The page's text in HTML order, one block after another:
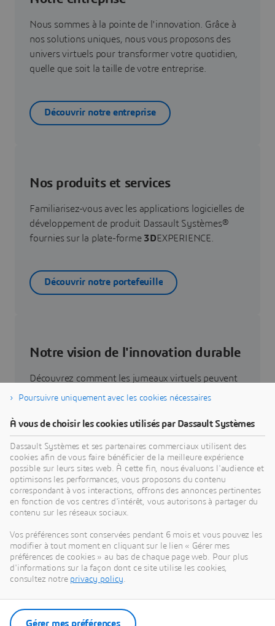
Nous sommes à la pointe de l'innovation. Grâce à
nos solutions uniques, nous vous proposons des
univers virtuels pour transformer votre quotidien,
quelle que soit la taille de votre entreprise.
Découvrir notre entreprise
Nos produits et services
Familiarisez-vous avec les applications logicielles de
développement de produit Dassault Systèmes®
fournies sur la plate-forme 3DEXPERIENCE.
Découvrir notre portefeuille
Notre vision de l'innovation durable
Découvrez comment les jumeaux virtuels peuvent
vous aider à repenser vos produits, vos processus
innovations durables révolutionnaires.
Découvrir notre vision
Nos actualités
Accédez à l'ensemble des communiqués de presse
et ressources de Dassault Systèmes.
Découvrir nos actualités
Poursuivre uniquement avec les cookies nécessaires
À vous de choisir les cookies utilisés par Dassault Systèmes
Dassault Systèmes et ses partenaires commerciaux utilisent des
cookies afin de vous faire bénéficier de la meilleure expérience
possible sur leurs sites web. À cette fin, nous évaluons l'audience et
optimisons les performances, vous proposons du contenu
correspondant à vos interactions, offrons des annonces pertinentes
en fonction de vos centres d'intérêt, vous autorisons à partager du
contenu sur les réseaux sociaux.
Vos préférences sont conservées pendant 6 mois et vous pouvez les
modifier à tout moment en cliquant sur le lien « Gérer mes
préférences de cookies » au bas de chaque page web. Pour plus
d'informations sur la façon dont ce site utilise les cookies,
consultez notre privacy policy.
Gérer mes préférences